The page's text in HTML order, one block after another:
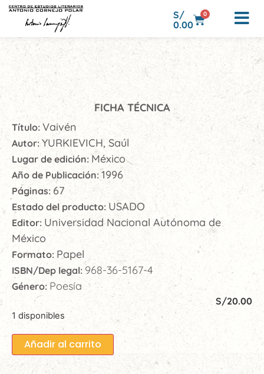
S/
0.00
0
FICHA TÉCNICA
Título: Vaivén
Autor: YURKIEVICH, Saúl
Lugar de edición: México
Año de Publicación: 1996
Páginas: 67
Estado del producto: USADO
Editor: Universidad Nacional Autónoma de
México
Formato: Papel
ISBN/Dep legal: 968-36-5167-4
Género: Poesía
S/20.00
1 disponibles
Añadir al carrito